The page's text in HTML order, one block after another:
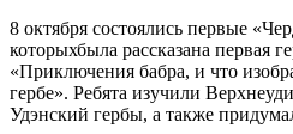
8 октября состоялись первые
которыхбыла рассказана первая
«Приключения бабра, и что
гербе». Ребята изучили
Удэнский гербы, а также